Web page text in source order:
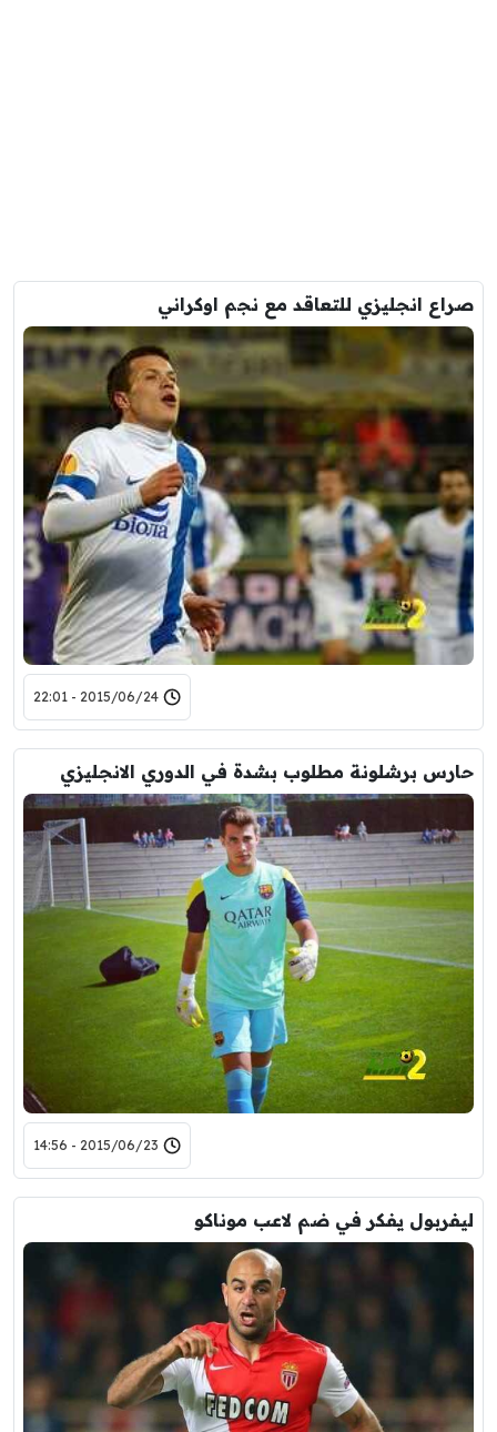
صراع انجليزي للتعاقد مع نجم اوكراني
2015/06/24 - 22:01
حارس برشلونة مطلوب بشدة في الدوري الانجليزي
2015/06/23 - 14:56
ليفربول يفكر في ضم لاعب موناكو